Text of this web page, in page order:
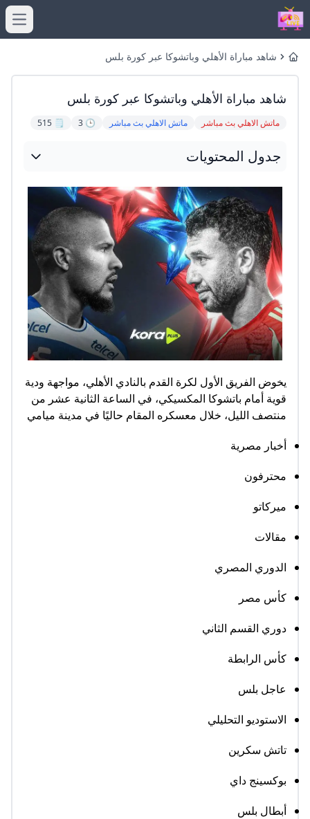
Homeشاهد مباراة الأهلي وباتشوكا عبر كورة بلس
شاهد مباراة الأهلي وباتشوكا عبر كورة بلس
ماتش الاهلي بث مباشر ماتش الاهلي بث مباشر 🕒 3
🗒️ 515
جدول المحتويات
يخوض الفريق الأول لكرة القدم بالنادي الأهلي، مواجهة ودية
قوية أمام باتشوكا المكسيكي، في الساعة الثانية عشر من
منتصف الليل، خلال معسكره المقام حاليًا في مدينة ميامي
أخبار مصرية
محترفون
ميركاتو
مقالات
الدوري المصري
كأس مصر
دوري القسم الثاني
كأس الرابطة
عاجل بلس
الاستوديو التحليلي
تاتش سكرين
بوكسينج داي
أبطال بلس